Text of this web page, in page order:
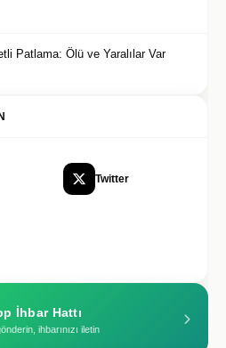
Patlama: Ölü ve Yaralılar Var
Twitter
İhbar Hattı
ihbarınızı iletin